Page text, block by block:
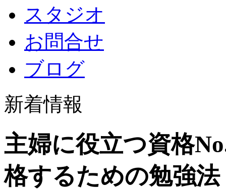
スタジオ
お問合せ
ブログ
新着情報
主婦に役立つ資格
格するための勉強